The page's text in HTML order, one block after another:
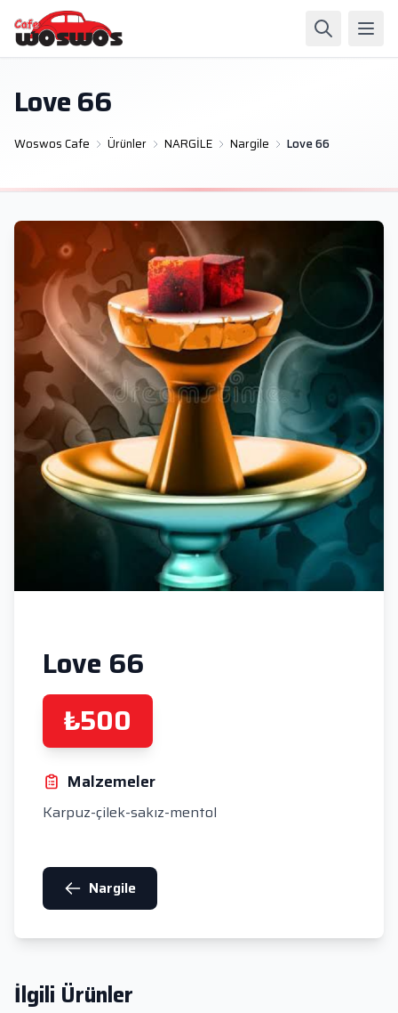
Love 66
Woswos Cafe Ürünler NARGİLE Nargile Love 66
Love 66
₺500
Malzemeler
Karpuz-çilek-sakız-mentol
Nargile
İlgili Ürünler